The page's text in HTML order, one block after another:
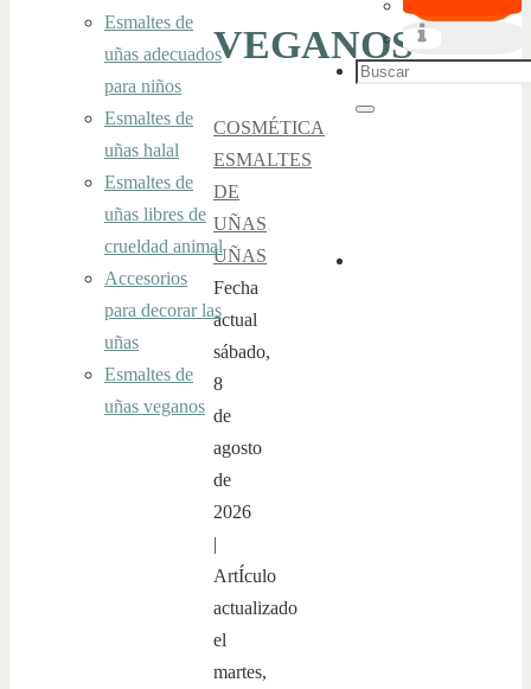
VEGANOS
COSMÉTICA,
ESMALTES
DE
UÑAS,
UÑAS
Fecha
actual
sábado,
8
de
agosto
de
2026
|
ArtÍculo
actualizado
el
martes,
Esmaltes de
uñas adecuados
para niños
Esmaltes de
uñas halal
Esmaltes de
uñas libres de
crueldad animal
Accesorios
para decorar las
uñas
Esmaltes de
uñas veganos
Buscar:
Buscar